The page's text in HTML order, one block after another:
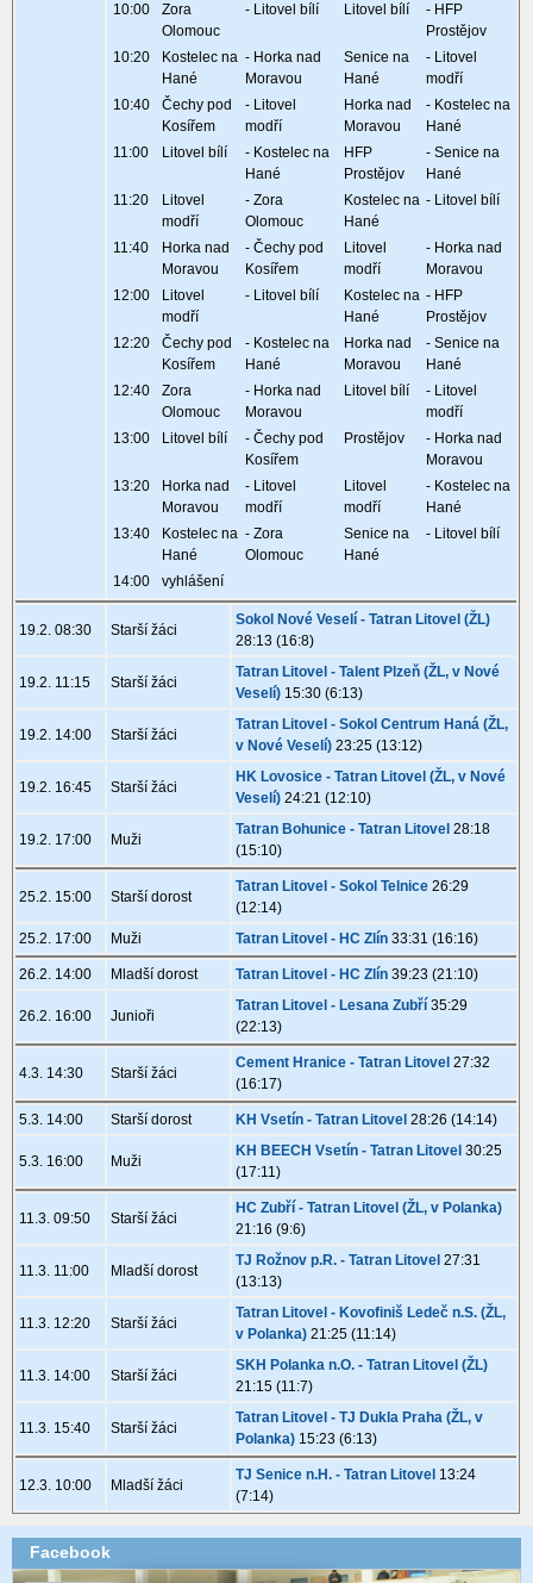
10:00
Zora
Olomouc
- Litovel bílí Litovel bílí
- HFP
Prostějov
10:20
Kostelec na
Hané
- Horka nad
Moravou
Senice na
Hané
- Litovel
modří
10:40
Čechy pod
Kosířem
- Litovel
modří
Horka nad
Moravou
- Kostelec na
Hané
11:00
Litovel bílí
- Kostelec na
Hané
HFP
Prostějov
- Senice na
Hané
11:20
Litovel
modří
- Zora
Olomouc
Kostelec na
Hané
- Litovel bílí
11:40
Horka nad
Moravou
- Čechy pod
Kosířem
Litovel
modří
- Horka nad
Moravou
12:00
Litovel
modří
- Litovel bílí
Kostelec na
Hané
- HFP
Prostějov
12:20
Čechy pod
Kosířem
- Kostelec na
Hané
Horka nad
Moravou
- Senice na
Hané
12:40
Zora
Olomouc
- Horka nad
Moravou
Litovel bílí
- Litovel
modří
13:00
Litovel bílí
- Čechy pod
Kosířem
Prostějov
- Horka nad
Moravou
13:20
Horka nad
Moravou
- Litovel
modří
Litovel
modří
- Kostelec na
Hané
13:40
Kostelec na
Hané
- Zora
Olomouc
Senice na
Hané
- Litovel bílí
14:00 vyhlášení
19.2. 08:30 Starší žáci
Sokol Nové Veselí - Tatran Litovel (ŽL)
28:13 (16:8)
19.2. 11:15 Starší žáci
Tatran Litovel - Talent Plzeň (ŽL, v Nové
Veselí) 15:30 (6:13)
19.2. 14:00 Starší žáci
Tatran Litovel - Sokol Centrum Haná (ŽL,
v Nové Veselí) 23:25 (13:12)
19.2. 16:45 Starší žáci
HK Lovosice - Tatran Litovel (ŽL, v Nové
Veselí) 24:21 (12:10)
19.2. 17:00 Muži
Tatran Bohunice - Tatran Litovel 28:18
(15:10)
25.2. 15:00 Starší dorost
Tatran Litovel - Sokol Telnice 26:29
(12:14)
25.2. 17:00
Muži Tatran Litovel - HC Zlín 33:31 (16:16)
26.2. 14:00 Mladší dorost Tatran Litovel - HC Zlín 39:23 (21:10)
26.2. 16:00 Junioři
Tatran Litovel - Lesana Zubří 35:29
(22:13)
4.3. 14:30 Starší žáci
Cement Hranice - Tatran Litovel 27:32
(16:17)
5.3. 14:00 Starší dorost KH Vsetín - Tatran Litovel 28:26 (14:14)
5.3. 16:00 Muži
KH BEECH Vsetín - Tatran Litovel 30:25
(17:11)
11.3. 09:50 Starší žáci
HC Zubří - Tatran Litovel (ŽL, v Polanka)
21:16 (9:6)
11.3. 11:00 Mladší dorost
TJ Rožnov p.R. - Tatran Litovel 27:31
(13:13)
11.3. 12:20 Starší žáci
Tatran Litovel - Kovofiniš Ledeč n.S. (ŽL,
v Polanka) 21:25 (11:14)
11.3. 14:00 Starší žáci
SKH Polanka n.O. - Tatran Litovel (ŽL)
21:15 (11:7)
11.3. 15:40 Starší žáci
Tatran Litovel - TJ Dukla Praha (ŽL, v
Polanka) 15:23 (6:13)
12.3. 10:00 Mladší žáci
TJ Senice n.H. - Tatran Litovel 13:24
(7:14)
Facebook